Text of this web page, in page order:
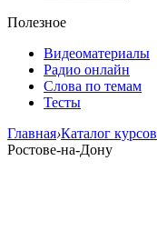
Полезное
Видеоматериалы
Радио онлайн
Слова по темам
Тесты
Главная›Каталог курсов
Ростове-на-Дону